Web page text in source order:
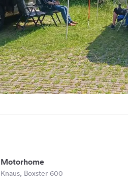
Motorhome
Knaus, Boxster 600